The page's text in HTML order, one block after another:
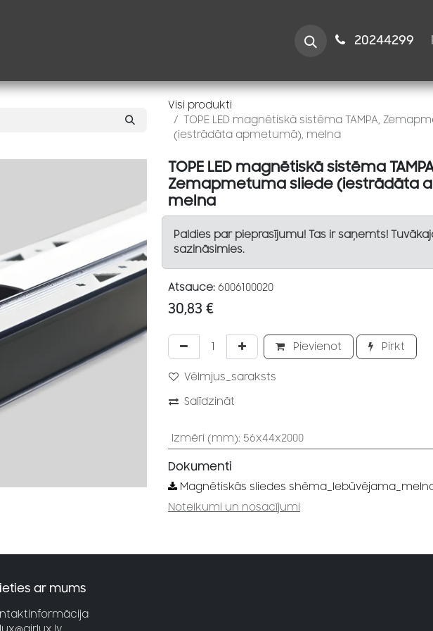
Speciālistiem 2024​​4299
Visi produkti
TOPE LED magnētiskā sistēma TAMPA,
(iestrādāta apmetumā), melna
TOPE LED magnētiskā sistēma
Zemapmetuma sliede (iestrādāta
melna
Paldies par pieprasījumu! Tas ir saņemts!
sazināsimies.
Atsauce: 6006100020
30,83 €
Pievienot Pirkt
Vēlmjus_saraksts
Salīdzināt
Izmēri (mm): 56x44x2000
Dokumenti
Magnētiskās sliedes
Noteikumi un nosacījumi
ar mums